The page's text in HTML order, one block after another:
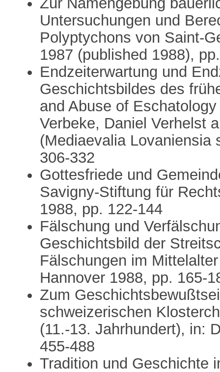
Untersuchungen und
Polyptychons von Saint-
1987 (published 1988),
Endzeiterwartung und
Geschichtsbildes des
and Abuse of
Verbeke, Daniel Verhelst
(Mediaevalia Lovaniensia
306-332
Gottesfriede und
Savigny-Stiftung für
1988, pp. 122-144
Fälschung und
Geschichtsbild der
Fälschungen im
Hannover 1988, pp. 165-
Zum
schweizerischen
(11.-13. Jahrhundert), in:
455-488
Tradition und Geschichte